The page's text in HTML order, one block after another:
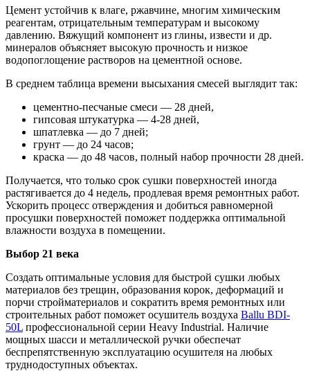
Цемент устойчив к влаге, ржавчине, многим химическим
реагентам, отрицательным температурам и высокому
давлению. Вяжущий компонент из глины, извести и др.
минералов объясняет высокую прочность и низкое
водопоглощение растворов на цементной основе.
В среднем таблица времени высыхания смесей выглядит так:
цементно-песчаные смеси — 28 дней,
гипсовая штукатурка — 4-28 дней,
шпатлевка — до 7 дней;
грунт — до 24 часов;
краска — до 48 часов, полный набор прочности 28 дней.
Получается, что только срок сушки поверхностей иногда
растягивается до 4 недель, продлевая время ремонтных работ.
Ускорить процесс отверждения и добиться равномерной
просушки поверхностей поможет поддержка оптимальной
влажности воздуха в помещении.
Выбор 21 века
Создать оптимальные условия для быстрой сушки любых
материалов без трещин, образования корок, деформаций и
порчи стройматериалов и сократить время ремонтных или
строительных работ поможет осушитель воздуха Ballu BDI-
50L профессиональной серии Heavy Industrial. Наличие
мощных шасси и металлической ручки обеспечат
беспрепятственную эксплуатацию осушителя на любых
труднодоступных объектах.